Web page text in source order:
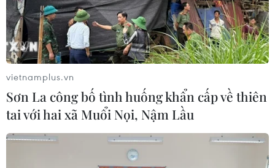
thương mại lan rộng giữa 2 cường quốc kinh tế.
vietnamplus.vn
Sơn La công bố tình huống khẩn cấp về thiên
tai với hai xã Muổi Nọi, Nậm Lầu